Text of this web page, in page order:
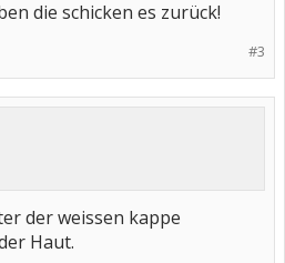
die schicken es zurück!
#3
der weissen kappe
Haut.